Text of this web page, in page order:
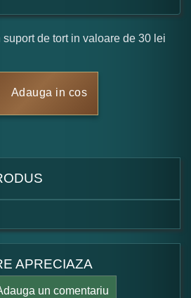
suport de tort in valoare de 30 lei
Adauga in cos
APRECIAZA
un comentariu